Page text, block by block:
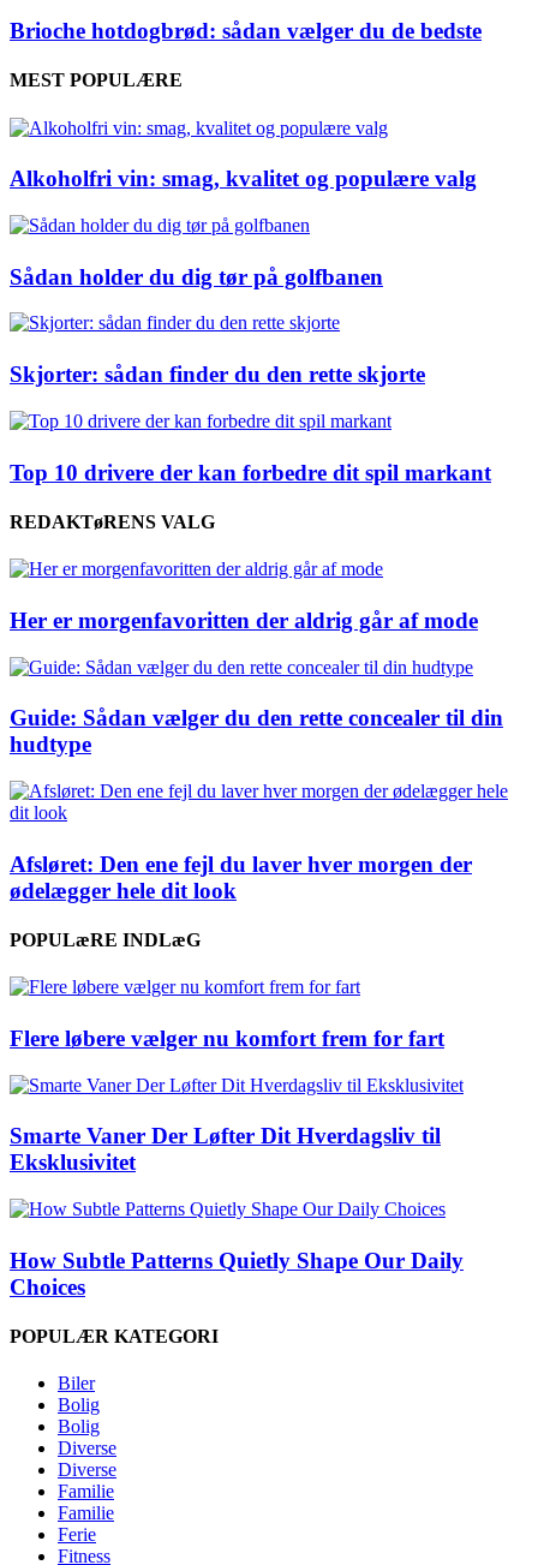
Brioche hotdogbrød: sådan vælger du de bedste
MEST POPULÆRE
Alkoholfri vin: smag, kvalitet og populære valg
Sådan holder du dig tør på golfbanen
Skjorter: sådan finder du den rette skjorte
Top 10 drivere der kan forbedre dit spil markant
REDAKTøRENS VALG
Her er morgenfavoritten der aldrig går af mode
Guide: Sådan vælger du den rette concealer til din
hudtype
Afsløret: Den ene fejl du laver hver morgen der
ødelægger hele dit look
POPULæRE INDLæG
Flere løbere vælger nu komfort frem for fart
Smarte Vaner Der Løfter Dit Hverdagsliv til
Eksklusivitet
How Subtle Patterns Quietly Shape Our Daily
Choices
POPULÆR KATEGORI
Biler
Bolig
Bolig
Diverse
Diverse
Familie
Familie
Ferie
Fitness